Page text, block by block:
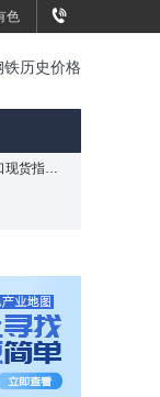
色
铁历史价格
MMi 62%铁矿石港口现货指数（青岛港）
SMM中国准一级冶金焦(干熄)价格指数
指数